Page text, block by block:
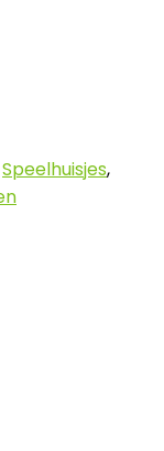
Speelhuisjes,